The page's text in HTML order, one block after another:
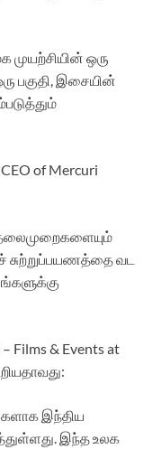
முயற்சியின் ஒரு
பகுதி, இசையின்
of Mercuri
சுற்றுப்பயணத்தை வட
Films & Events at
இந்திய
இந்த உலக